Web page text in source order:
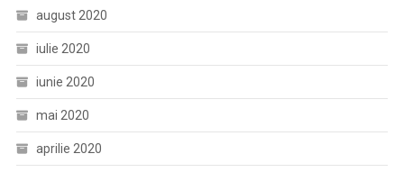
august 2020
iulie 2020
iunie 2020
mai 2020
aprilie 2020